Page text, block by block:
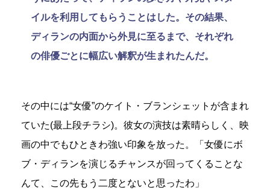
イルを利用してもらうことはした。その結果、
ディランの内面から外見に至るまで、それぞれ
の俳優ごとに幅広い解釈が生まれたんだ。
その中には“女優”のケイト・ブランシェットが含まれ
ていた(最上段チラシ)。彼女の演技は素晴らしく、映
画の中でもひときわ強い印象を放った。「女優にボ
ブ・ディランを演じるチャンスが回ってくることな
んて、この先もう二度とないと思ったわ」